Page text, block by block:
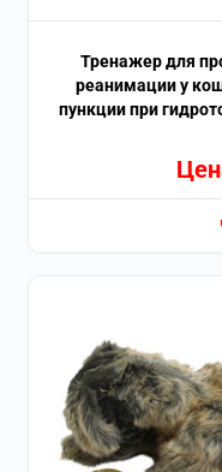
Тренажер для
реанимации у
пункции при